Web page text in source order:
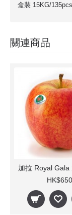
盒裝 15KG/135pcs
關連商品
加拉 Royal Gala
HK$650